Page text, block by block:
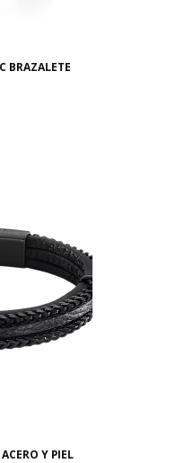
BRAZALETE
Y PIEL